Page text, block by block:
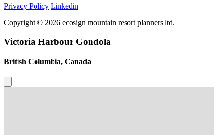
Privacy Policy Linkedin
Copyright © 2026 ecosign mountain resort planners ltd.
Victoria Harbour Gondola
British Columbia, Canada